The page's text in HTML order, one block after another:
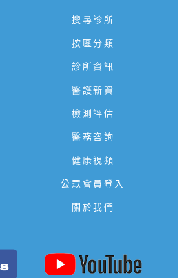
搜尋診所
按區分類
診所資訊
醫護新資
檢測評估
醫務咨詢
健康視頻
公眾會員登入
關於我們